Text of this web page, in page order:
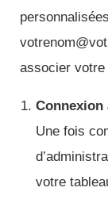
associer votre
Connexion
Une fois
votre